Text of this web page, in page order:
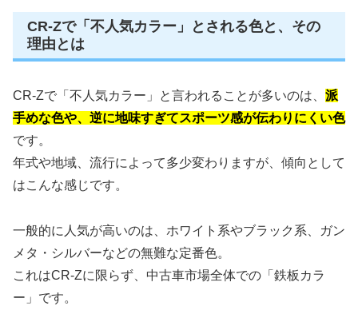
CR-Zで「不人気カラー」とされる色と、その
理由とは
CR-Zで「不人気カラー」と言われることが多いのは、 派
手めな色や、逆に地味すぎてスポーツ感が伝わりにくい色
です。
年式や地域、流行によって多少変わりますが、傾向として
はこんな感じです。
一般的に人気が高いのは、ホワイト系やブラック系、ガン
メタ・シルバーなどの無難な定番色。
これはCR-Zに限らず、中古車市場全体での「鉄板カラ
ー」です。